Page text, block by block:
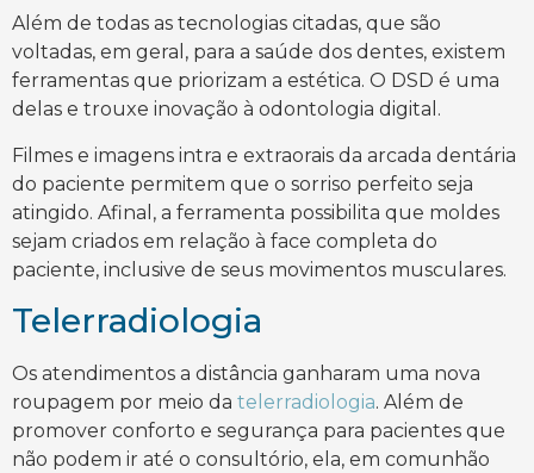
Além de todas as tecnologias citadas, que são
voltadas, em geral, para a saúde dos dentes, existem
ferramentas que priorizam a estética. O DSD é uma
delas e trouxe inovação à odontologia digital.
Filmes e imagens intra e extraorais da arcada dentária
do paciente permitem que o sorriso perfeito seja
atingido. Afinal, a ferramenta possibilita que moldes
sejam criados em relação à face completa do
paciente, inclusive de seus movimentos musculares.
Telerradiologia
Os atendimentos a distância ganharam uma nova
roupagem por meio da telerradiologia. Além de
promover conforto e segurança para pacientes que
não podem ir até o consultório, ela, em comunhão